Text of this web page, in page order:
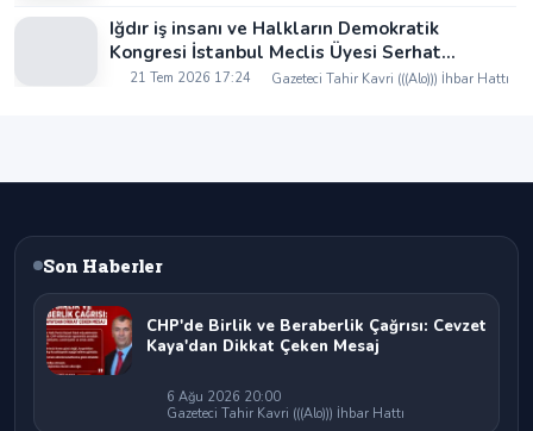
Iğdır iş insanı ve Halkların Demokratik
Kongresi İstanbul Meclis Üyesi Serhat
Kaya’dan Iğdır Tanıtım Günleri’nde birlik ve
21 Tem 2026 17:24 Gazeteci Tahir Kavri (((Alo))) İhbar Hattı
Son Haberler
CHP'de Birlik ve Beraberlik Çağrısı: Cevzet
Kaya'dan Dikkat Çeken Mesaj
6 Ağu 2026 20:00
Gazeteci Tahir Kavri (((Alo))) İhbar Hattı